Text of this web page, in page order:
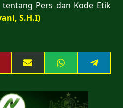
Pers dan Kode Etik
S.H.I)